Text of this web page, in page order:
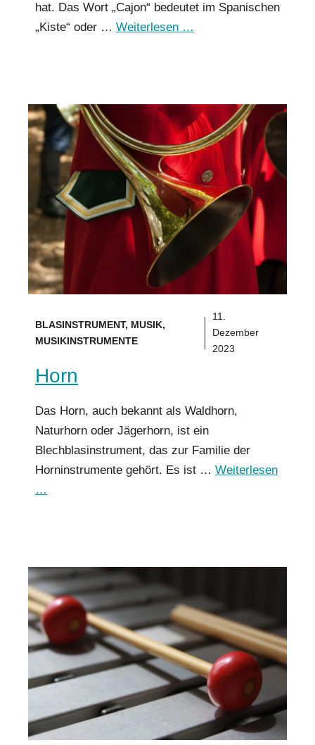
hat. Das Wort „Cajon“ bedeutet im Spanischen
„Kiste“ oder … Weiterlesen …
BLASINSTRUMENT, MUSIK,
MUSIKINSTRUMENTE
11.
Dezember
2023
Horn
Das Horn, auch bekannt als Waldhorn,
Naturhorn oder Jägerhorn, ist ein
Blechblasinstrument, das zur Familie der
Horninstrumente gehört. Es ist … Weiterlesen
…